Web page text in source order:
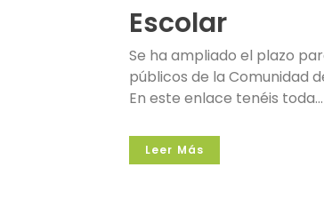
Escolar
Se ha ampliado el plazo
públicos de la Comunidad
En este enlace tenéis toda...
Leer Más